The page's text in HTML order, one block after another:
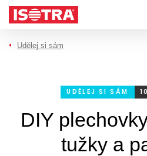
Přeskočit na obsah
Udělej si sám
UDĚLEJ SI SÁM
DIY
tužky a